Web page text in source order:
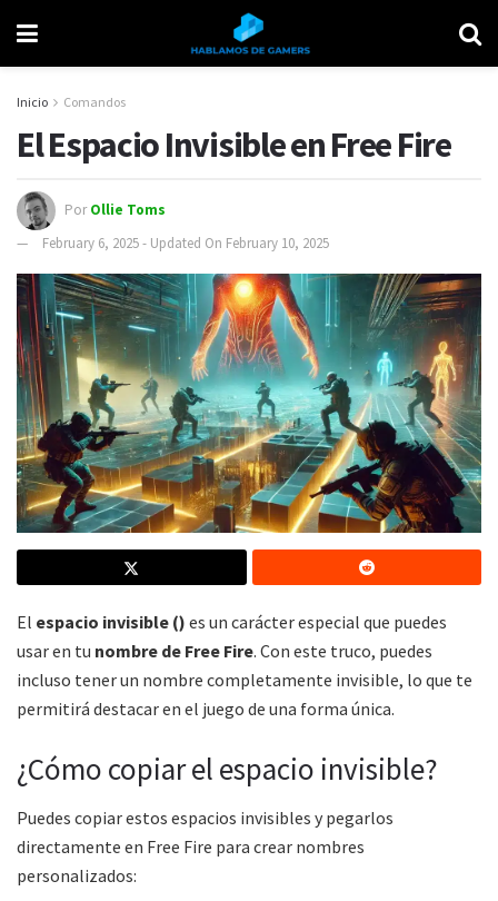
Inicio Comandos
El Espacio Invisible en Free Fire
PorOllie Toms
February 6, 2025 - Updated On February 10, 2025
El espacio invisible (ㅤ) es un carácter especial que puedes
usar en tu nombre de Free Fire. Con este truco, puedes
incluso tener un nombre completamente invisible, lo que te
permitirá destacar en el juego de una forma única.
¿Cómo copiar el espacio invisible?
Puedes copiar estos espacios invisibles y pegarlos
directamente en Free Fire para crear nombres
personalizados: